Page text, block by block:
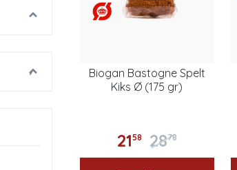
Biogan Bastogne Spelt
Kiks Ø (175 gr)
2158 2878